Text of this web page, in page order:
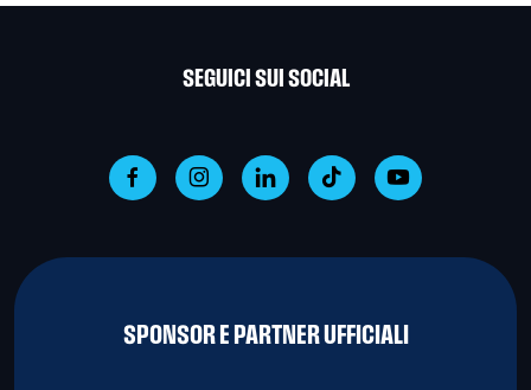
SEGUICI SUI SOCIAL
SPONSOR E PARTNER UFFICIALI